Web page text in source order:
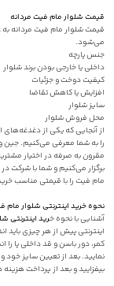
قیمت شلوار مام فیت مردانه
قیمت شلوار مام فیت مردانه
می‌شود.
جنس پارچه
داخلی یا خارجی بودن برند شلوار
کیفیت دوخت و جزئیات
افزایش یا کاهش تقاضا
سایز شلوار
محل فروش شلوار
از آنجایی که یکی از دغدغه‌های
را به شما معرفی می‌کنیم.
مقرون به صرفه در اختیار
برگزار می‌کنیم و شما با شرکت
مام فیت را با قیمتی مناسب
نحوه خرید اینترنتی شلوار مام
آشنایی با نحوه خرید اینترنتی
اینترنتی پیش از هر چیزی باید
کمر، دور باسن و قد داخلی پا را
نمایید. بعد از تعیین سایز خود
بیفزایید و بعد از پرداخت